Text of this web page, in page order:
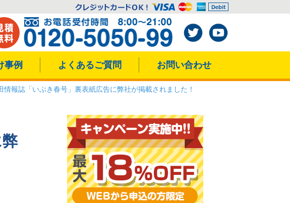
事例 よくあるご質問 お問い合わせ
情報誌「いぶき春号」裏表紙広告に弊社が掲載されました！